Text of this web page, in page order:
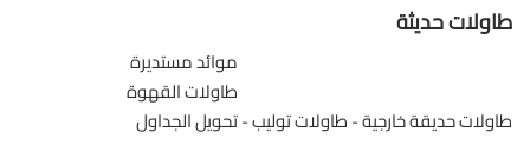
طاولات حديثة
موائد مستديرة
طاولات القهوة
تحويل الجداول طاولات توليب طاولات حديقة خارجية